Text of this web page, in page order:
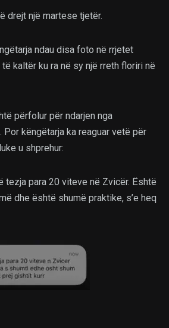
drejt një martese tjetër.
ndau disa foto në rrjetet
kaltër ku ra në sy një rreth floriri në
përfolur për ndarjen nga
këngëtarja ka reaguar vetë për
u shprehur:
tezja para 20 viteve në Zvicër. Është
dhe është shumë praktike, s’e heq